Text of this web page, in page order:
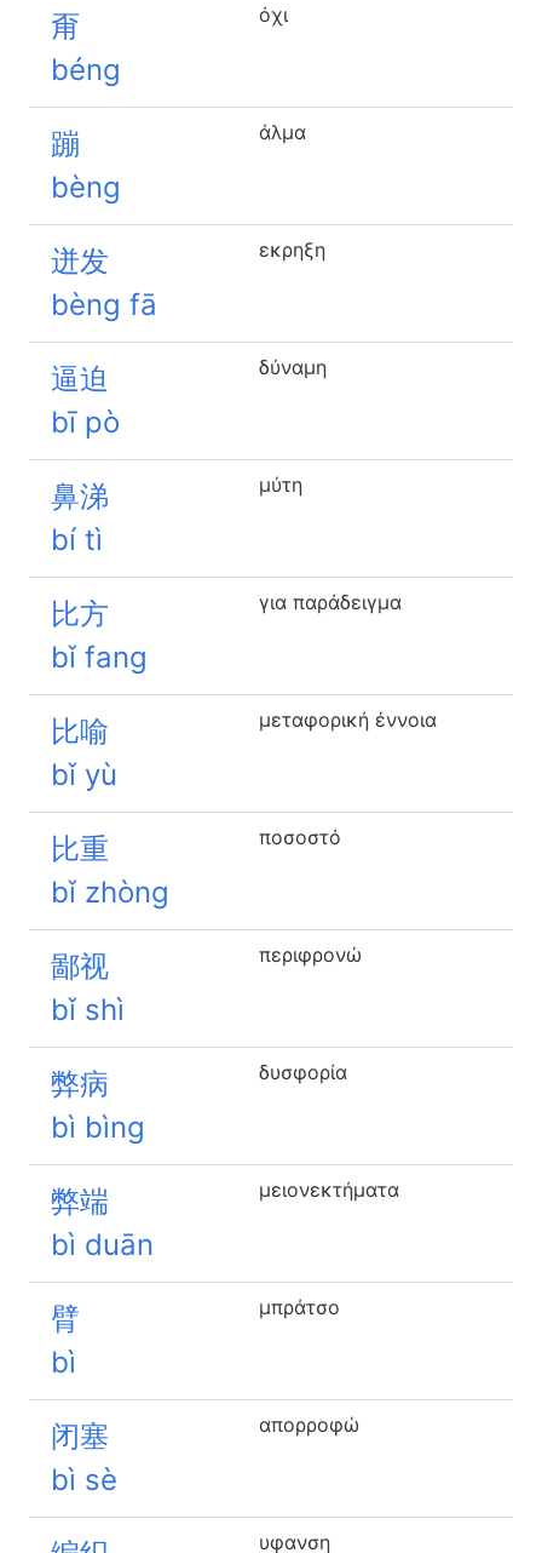
甭
béng
όχι
蹦
bèng
άλμα
迸发
bèng fā
εκρηξη
逼迫
bī pò
δύναμη
鼻涕
bí tì
μύτη
比方
bǐ fang
για παράδειγμα
比喻
bǐ yù
μεταφορική έννοια
比重
bǐ zhòng
ποσοστό
鄙视
bǐ shì
περιφρονώ
弊病
bì bìng
δυσφορία
弊端
bì duān
μειονεκτήματα
臂
bì
μπράτσο
闭塞
bì sè
απορροφώ
υφανση